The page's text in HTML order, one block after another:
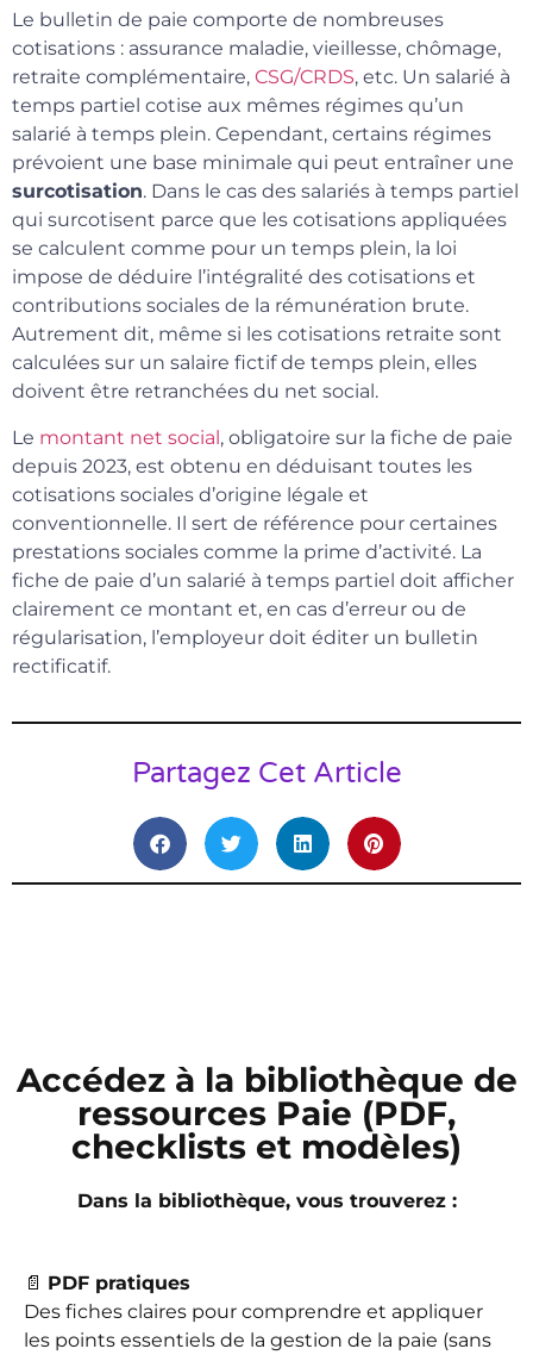
Le bulletin de paie comporte de nombreuses
cotisations : assurance maladie, vieillesse, chômage,
retraite complémentaire, CSG/CRDS, etc. Un salarié à
temps partiel cotise aux mêmes régimes qu’un
salarié à temps plein. Cependant, certains régimes
prévoient une base minimale qui peut entraîner une
surcotisation. Dans le cas des salariés à temps partiel
qui surcotisent parce que les cotisations appliquées
se calculent comme pour un temps plein, la loi
impose de déduire l’intégralité des cotisations et
contributions sociales de la rémunération brute.
Autrement dit, même si les cotisations retraite sont
calculées sur un salaire fictif de temps plein, elles
doivent être retranchées du net social.
Le montant net social, obligatoire sur la fiche de paie
depuis 2023, est obtenu en déduisant toutes les
cotisations sociales d’origine légale et
conventionnelle. Il sert de référence pour certaines
prestations sociales comme la prime d’activité. La
fiche de paie d’un salarié à temps partiel doit afficher
clairement ce montant et, en cas d’erreur ou de
régularisation, l’employeur doit éditer un bulletin
rectificatif.
Partagez Cet Article
Accédez à la bibliothèque de
ressources Paie (PDF,
checklists et modèles)
Dans la bibliothèque, vous trouverez :
📄 PDF pratiques
Des fiches claires pour comprendre et appliquer
les points essentiels de la gestion de la paie (sans